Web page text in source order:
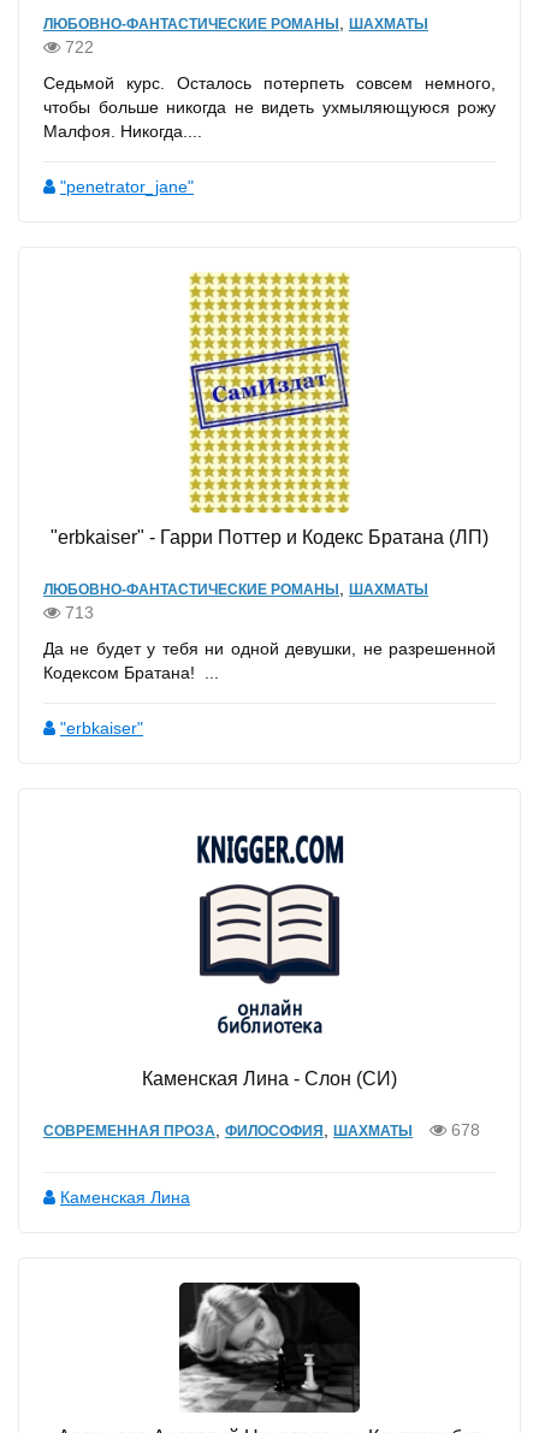
ЛЮБОВНО-ФАНТАСТИЧЕСКИЕ РОМАНЫ ШАХМАТЫ
722
Седьмой курс. Осталось потерпеть совсем немного,
чтобы больше никогда не видеть ухмыляющуюся рожу
Малфоя. Никогда....
"penetrator_jane"
"erbkaiser" - Гарри Поттер и Кодекс Братана (ЛП)
ЛЮБОВНО-ФАНТАСТИЧЕСКИЕ РОМАНЫ ШАХМАТЫ
713
Да не будет у тебя ни одной девушки, не разрешенной
Кодексом Братана! ...
"erbkaiser"
Каменская Лина - Слон (СИ)
СОВРЕМЕННАЯ ПРОЗА ФИЛОСОФИЯ ШАХМАТЫ 678
Каменская Лина